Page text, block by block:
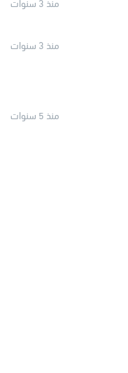
منذ 3 سنوات
منذ 3 سنوات
منذ 5 سنوات